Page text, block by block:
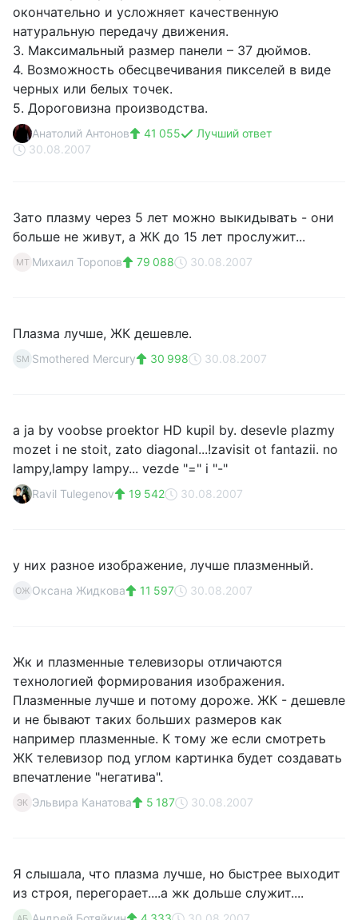
окончательно и усложняет качественную
натуральную передачу движения.
3. Максимальный размер панели – 37 дюймов.
4. Возможность обесцвечивания пикселей в виде
черных или белых точек.
5. Дороговизна производства.
Анатолий Антонов 41 055
Лучший ответ
30.08.2007
Зато плазму через 5 лет можно выкидывать - они
больше не живут, а ЖК до 15 лет прослужит...
МТ Михаил Торопов 79 088 30.08.2007
Плазма лучше, ЖК дешевле.
SM Smothered Mercury 30 998 30.08.2007
a ja by voobse proektor HD kupil by. desevle plazmy
mozet i ne stoit, zato diagonal...!zavisit ot fantazii. no
lampy,lampy lampy... vezde "=" i "-"
Ravil Tulegenov 19 542 30.08.2007
у них разное изображение, лучше плазменный.
ОЖ Оксана Жидкова 11 597 30.08.2007
Жк и плазменные телевизоры отличаются
технологией формирования изображения.
Плазменные лучше и потому дороже. ЖК - дешевле
и не бывают таких больших размеров как
например плазменные. К тому же если смотреть
ЖК телевизор под углом картинка будет создавать
впечатление "негатива".
ЭК Эльвира Канатова 5 187 30.08.2007
Я слышала, что плазма лучше, но быстрее выходит
из строя, перегорает....а жк дольше служит....